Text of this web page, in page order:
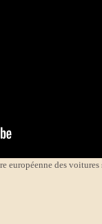
européenne des